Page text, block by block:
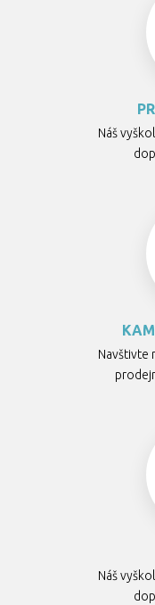
Náš
Navštivte
Náš